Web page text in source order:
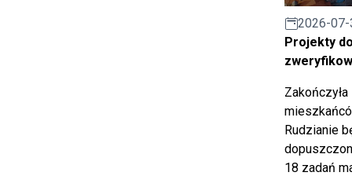
2026-07-
Projekty
Rudzianie
18 zadań